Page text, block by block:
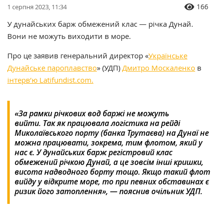
1 серпня 2023, 11:34 166
У дунайських барж обмежений клас — річка Дунай.
Вони не можуть виходити в море.
Про це заявив генеральний директор «Українське
Дунайське пароплавство» (УДП) Дмитро Москаленко в
інтерв’ю Latifundist.com.
«За рамки річкових вод баржі не можуть
вийти. Так як працювала логістика на рейді
Миколаївського порту (банка Трутаєва) на Дунаї не
можна працювати, зокрема, тим флотом, який у
нас є. У дунайських барж регістровий клас
обмежений річкою Дунай, а це зовсім інші кришки,
висота надводного борту тощо. Якщо такий флот
вийду у відкрите море, то при певних обставинах є
ризик його затоплення», — пояснив очільник УДП.